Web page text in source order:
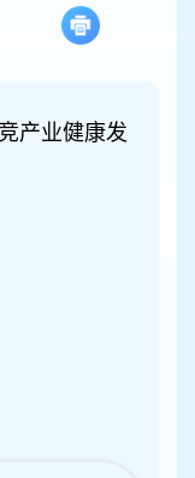
产业健康发